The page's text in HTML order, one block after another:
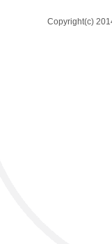
Copyright(c)